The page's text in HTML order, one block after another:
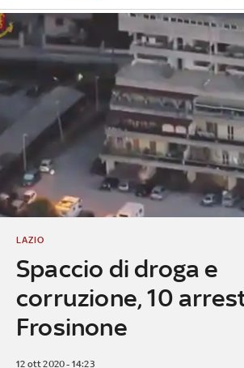
Spaccio di droga e
corruzione, 10
Frosinone
LAZIO
12 ott 2020 - 14:23